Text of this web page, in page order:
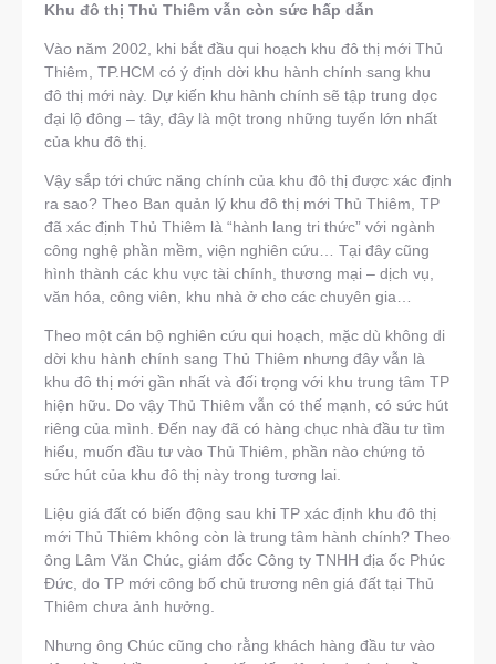
Khu đô thị Thủ Thiêm vẫn còn sức hấp dẫn
Vào năm 2002, khi bắt đầu qui hoạch khu đô thị mới Thủ
Thiêm, TP.HCM có ý định dời khu hành chính sang khu
đô thị mới này. Dự kiến khu hành chính sẽ tập trung dọc
đại lộ đông – tây, đây là một trong những tuyến lớn nhất
của khu đô thị.
Vậy sắp tới chức năng chính của khu đô thị được xác định
ra sao? Theo Ban quản lý khu đô thị mới Thủ Thiêm, TP
đã xác định Thủ Thiêm là “hành lang tri thức” với ngành
công nghệ phần mềm, viện nghiên cứu… Tại đây cũng
hình thành các khu vực tài chính, thương mại – dịch vụ,
văn hóa, công viên, khu nhà ở cho các chuyên gia…
Theo một cán bộ nghiên cứu qui hoạch, mặc dù không di
dời khu hành chính sang Thủ Thiêm nhưng đây vẫn là
khu đô thị mới gần nhất và đối trọng với khu trung tâm TP
hiện hữu. Do vậy Thủ Thiêm vẫn có thế mạnh, có sức hút
riêng của mình. Đến nay đã có hàng chục nhà đầu tư tìm
hiểu, muốn đầu tư vào Thủ Thiêm, phần nào chứng tỏ
sức hút của khu đô thị này trong tương lai.
Liệu giá đất có biến động sau khi TP xác định khu đô thị
mới Thủ Thiêm không còn là trung tâm hành chính? Theo
ông Lâm Văn Chúc, giám đốc Công ty TNHH địa ốc Phúc
Đức, do TP mới công bố chủ trương nên giá đất tại Thủ
Thiêm chưa ảnh hưởng.
Nhưng ông Chúc cũng cho rằng khách hàng đầu tư vào